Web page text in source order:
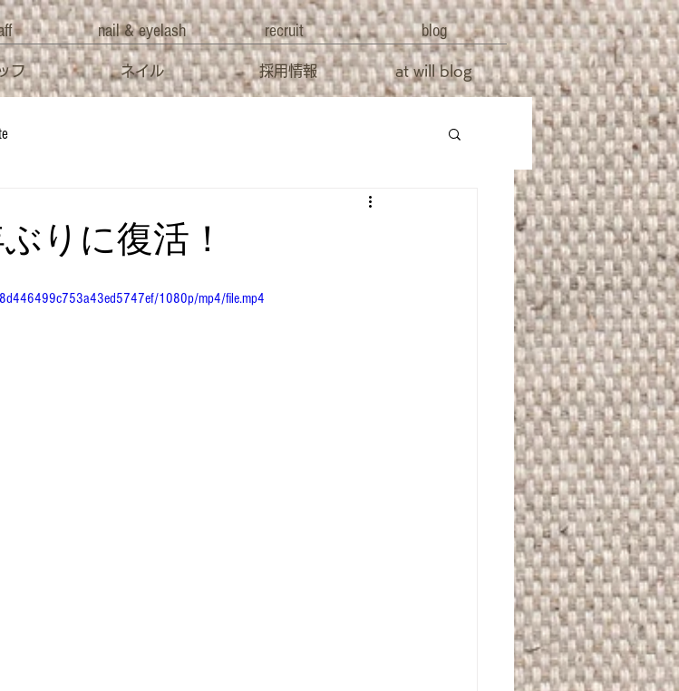
フ ネイル 採用情報 at will blog
nail & eyelash recruit blog
ぶりに復活！
1080p/mp4/file.mp4